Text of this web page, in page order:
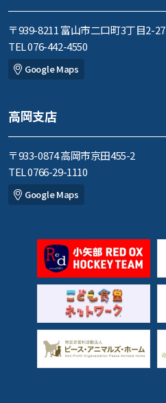
〒939-8211 富山市二口町3丁目2-27
TEL 076-442-4550
Google Maps
高岡支店
〒933-0874 高岡市京田455-2
TEL 0766-29-1110
Google Maps